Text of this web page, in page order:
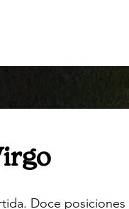
Doce posiciones